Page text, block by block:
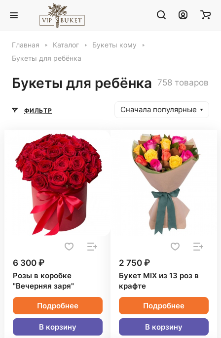
Главная Каталог
Букеты кому
Букеты для ребёнка
Букеты для ребёнка 758 товаров
ФИЛЬТР Сначала популярные
6 300 ₽
Розы в коробке
"Вечерняя заря"
Подробнее
В корзину
2 750 ₽
Букет MIX из 13 роз в
крафте
Подробнее
В корзину